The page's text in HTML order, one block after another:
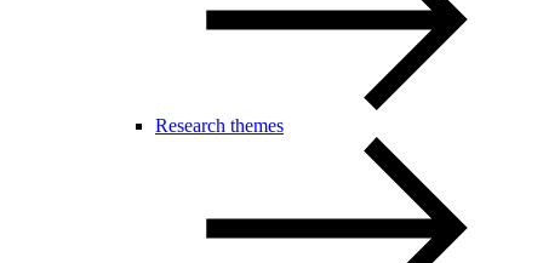
Research themes